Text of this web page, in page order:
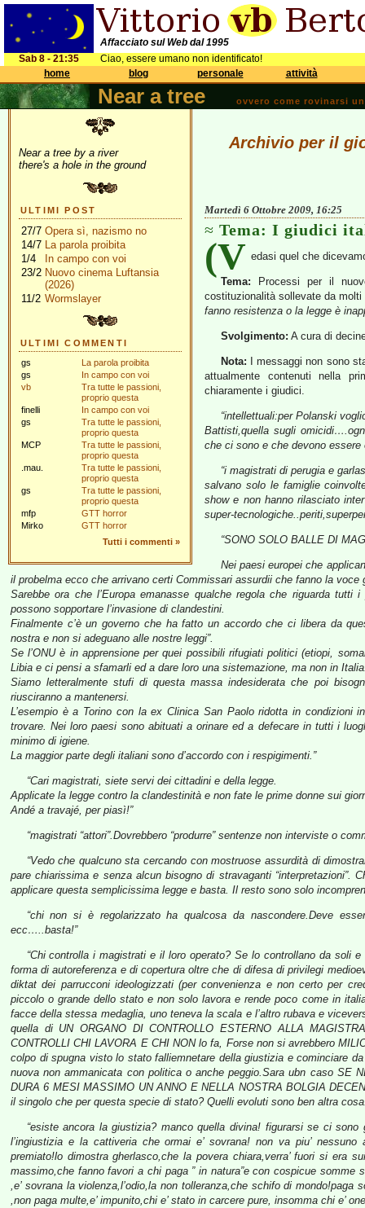
Affacciato sul Web dal 1995
Sab 8 - 21:35
Ciao, essere umano non identificato!
home
blog personale attività
Near a tree ovvero come rovinarsi
Near a tree by a river
there's a hole in the ground
ULTIMI POST
27/7 Opera sì, nazismo no
14/7 La parola proibita
1/4
In campo con voi
23/2 Nuovo cinema Luftansia
(2026)
11/2 Wormslayer
ULTIMI COMMENTI
gs
La parola proibita
gs
In campo con voi
vb
Tra tutte le passioni,
proprio questa
finelli
In campo con voi
gs
Tra tutte le passioni,
proprio questa
MCP
Tra tutte le passioni,
proprio questa
.mau.
Tra tutte le passioni,
proprio questa
gs
Tra tutte le passioni,
proprio questa
mfp
GTT horror
Mirko
GTT horror
Tutti i commenti »
Archivio per il
Martedì 6 Ottobre 2009, 16:25
Tema: I giudici
(V edasi quel che
Tema: Processi per il
costituzionalità sollevate da
fanno resistenza o la legge è
Svolgimento: A cura di
Nota: I messaggi non sono
attualmente contenuti nella
chiaramente i giudici.
“intellettuali:per Polanski
Battisti,quella sugli
che ci sono e che devono
“i magistrati di perugia e
salvano solo le famiglie
show e non hanno rilasciato
super-
“SONO SOLO BALLE DI
Nei paesi europei che
il probelma ecco che arrivano certi Commissari assurdii che fanno la voce
Sarebbe ora che l’Europa emanasse qualche regola che riguarda
possono sopportare l’invasione di clandestini.
Finalmente c’è un governo che ha fatto un accordo che ci libera da
nostra e non si adeguano alle nostre leggi”.
Se l’ONU è in apprensione per quei possibili rifugiati politici (etiopi,
Libia e ci pensi a sfamarli ed a dare loro una sistemazione, ma non in
Siamo letteralmente stufi di questa massa indesiderata che poi
riusciranno a mantenersi.
L’esempio è a Torino con la ex Clinica San Paolo ridotta in condizioni
trovare. Nei loro paesi sono abituati a orinare ed a defecare in tutti i
minimo di igiene.
La maggior parte degli italiani sono d’accordo con i respigimenti.”
“Cari magistrati, siete servi dei cittadini e della legge.
Applicate la legge contro la clandestinità e non fate le prime donne sui
Andé a travajé, per piasì!”
“magistrati “attori”.Dovrebbero “produrre” sentenze non interviste o
“Vedo che qualcuno sta cercando con mostruose assurdità di
pare chiarissima e senza alcun bisogno di stravaganti “interpretazioni”.
applicare questa semplicissima legge e basta. Il resto sono solo
“chi non si è regolarizzato ha qualcosa da nascondere.Deve
ecc…..basta!”
“Chi controlla i magistrati e il loro operato? Se lo controllano da soli
forma di autoreferenza e di copertura oltre che di difesa di privilegi
diktat dei parrucconi ideologizzati (per convenienza e non certo per
piccolo o grande dello stato e non solo lavora e rende poco come in
facce della stessa medaglia, uno teneva la scala e l’altro rubava e
quella di UN ORGANO DI CONTROLLO ESTERNO ALLA
CONTROLLI CHI LAVORA E CHI NON lo fa, Forse non si avrebbero
colpo di spugna visto lo stato falliemnetare della giustizia e cominciare
nuova non ammanicata con politica o anche peggio.Sara ubn caso SE
DURA 6 MESI MASSIMO UN ANNO E NELLA NOSTRA BOLGIA
il singolo che per questa specie di stato? Quelli evoluti sono ben altra
“esiste ancora la giustizia? manco quella divina! figurarsi se ci
l’ingiustizia e la cattiveria che ormai e’ sovrana! non va piu’
premiato!lo dimostra gherlasco,che la povera chiara,verra’ fuori si era
massimo,che fanno favori a chi paga ” in natura”e con cospicue somme
,e’ sovrana la violenza,l’odio,la non tolleranza,che schifo di
,non paga multe,e’ impunito,chi e’ stato in carcere pure, insomma chi e’